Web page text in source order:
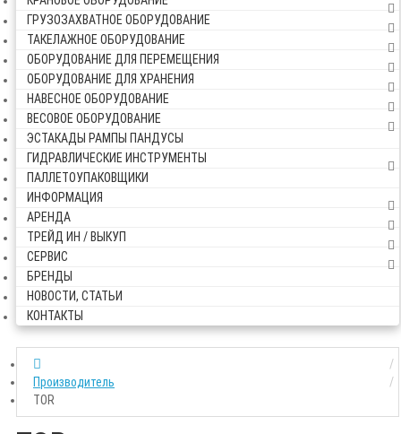
ГРУЗОЗАХВАТНОЕ ОБОРУДОВАНИЕ
ТАКЕЛАЖНОЕ ОБОРУДОВАНИЕ
ОБОРУДОВАНИЕ ДЛЯ ПЕРЕМЕЩЕНИЯ
ОБОРУДОВАНИЕ ДЛЯ ХРАНЕНИЯ
НАВЕСНОЕ ОБОРУДОВАНИЕ
ВЕСОВОЕ ОБОРУДОВАНИЕ
ЭСТАКАДЫ РАМПЫ ПАНДУСЫ
ГИДРАВЛИЧЕСКИЕ ИНСТРУМЕНТЫ
ПАЛЛЕТОУПАКОВЩИКИ
ИНФОРМАЦИЯ
АРЕНДА
ТРЕЙД ИН / ВЫКУП
СЕРВИС
БРЕНДЫ
НОВОСТИ, СТАТЬИ
КОНТАКТЫ
Производитель
TOR